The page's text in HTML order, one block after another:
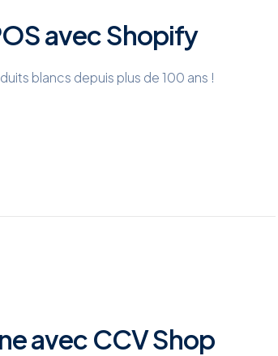
avec Shopify
blancs depuis plus de 100 ans !
avec CCV Shop